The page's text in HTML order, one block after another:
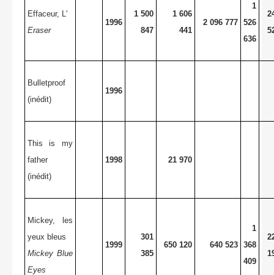
Effaceur, L'
Eraser
1996
1 500
847
1 606
441
2 096 777
1
526
636
Bulletproof
(inédit)
1996
This is my
father
(inédit)
1998 21 970
Mickey, les
yeux bleus
Mickey Blue
Eyes
1999
301
385
650 120 640 523
1
368
409